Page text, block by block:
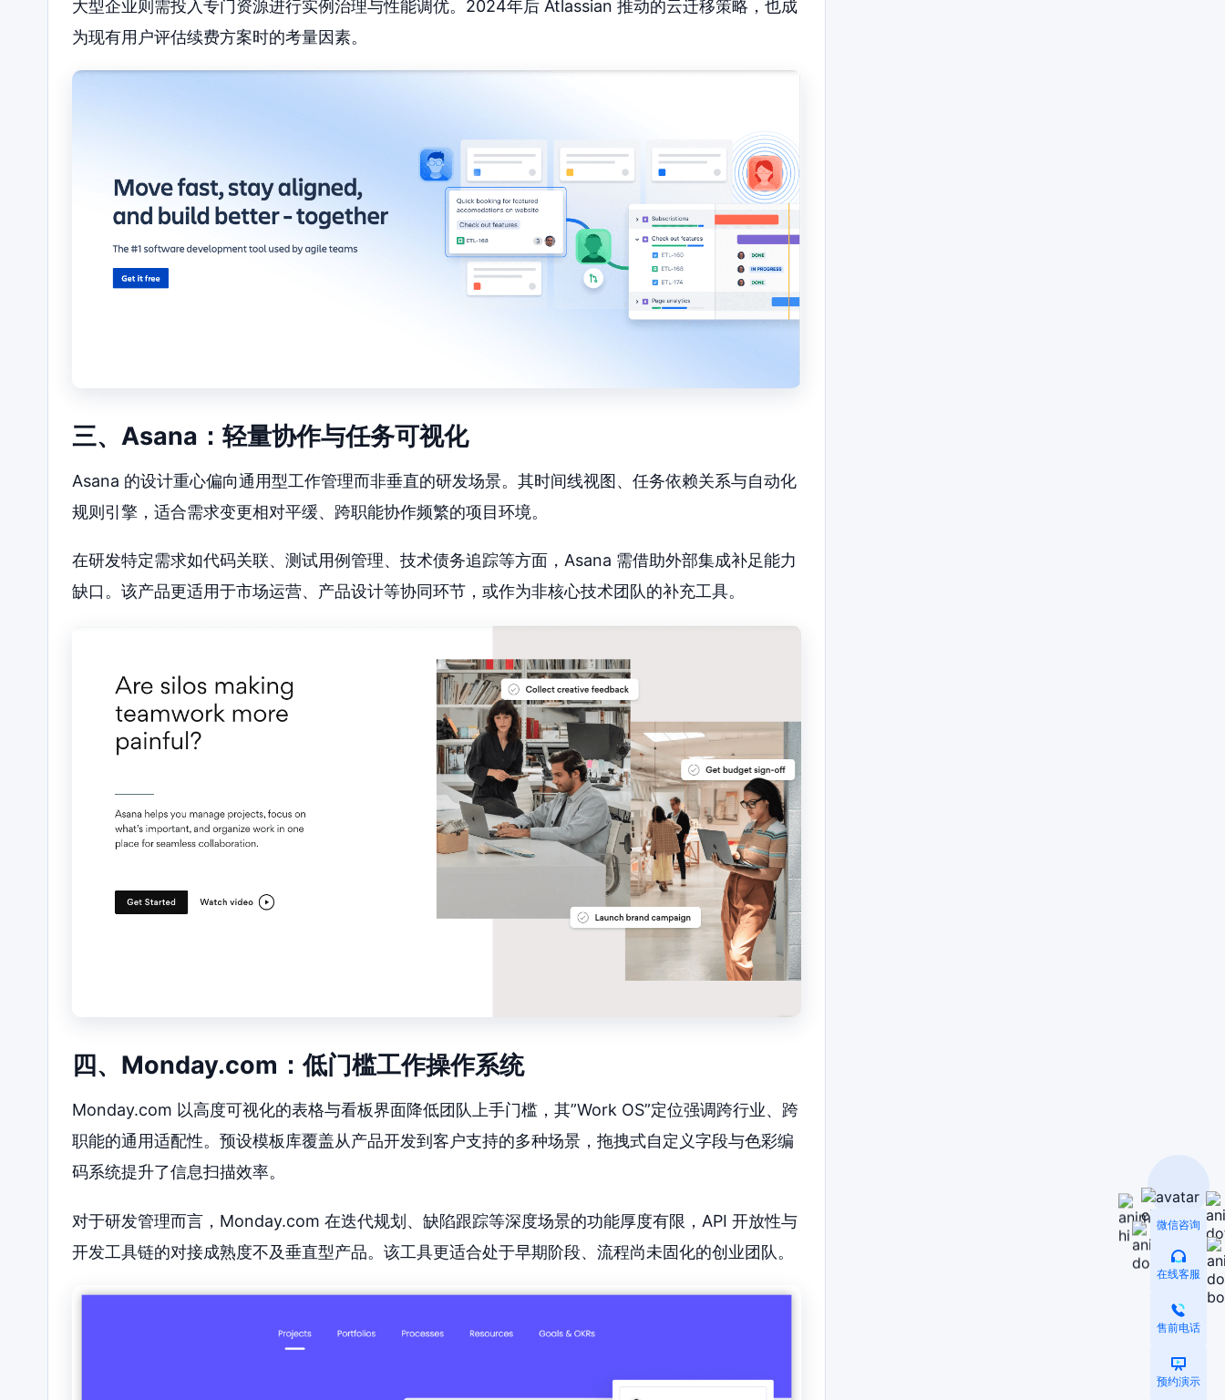
大型企业则需投入专门资源进行实例治理与性能调优。2024年后 Atlassian 推动的云迁移策略，也成
为现有用户评估续费方案时的考量因素。
三、Asana：轻量协作与任务可视化
Asana 的设计重心偏向通用型工作管理而非垂直的研发场景。其时间线视图、任务依赖关系与自动化
规则引擎，适合需求变更相对平缓、跨职能协作频繁的项目环境。
在研发特定需求如代码关联、测试用例管理、技术债务追踪等方面，Asana 需借助外部集成补足能力
缺口。该产品更适用于市场运营、产品设计等协同环节，或作为非核心技术团队的补充工具。
四、Monday.com：低门槛工作操作系统
Monday.com 以高度可视化的表格与看板界面降低团队上手门槛，其”Work OS”定位强调跨行业、跨
职能的通用适配性。预设模板库覆盖从产品开发到客户支持的多种场景，拖拽式自定义字段与色彩编
码系统提升了信息扫描效率。
对于研发管理而言，Monday.com 在迭代规划、缺陷跟踪等深度场景的功能厚度有限，API 开放性与
开发工具链的对接成熟度不及垂直型产品。该工具更适合处于早期阶段、流程尚未固化的创业团队。
微信咨询
在线客服
售前电话
预约演示